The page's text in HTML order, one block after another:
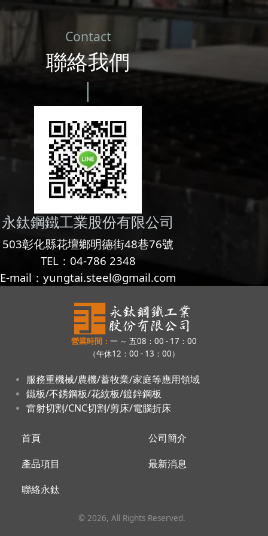
Contact
聯絡我們
|
永鈦鋼鐵工業股份有限公司
503彰化縣花壇鄉明德街48巷76號
TEL：04-786 2348
E-mail： yungtai.steel@gmail.com
營業時間： 一 ～ 五08：00 - 17：00
（午休12：00 - 13：00）
服務重機械/農機/蓄牧業/家庭等應用領域
鐵板/不銹鋼板/花紋板/鍍鋅鋼板
雷射切割/CNC切割/剪床/電腦折床
首頁
公司簡介
產品項目
最新消息
聯絡永鈦
© 2026, All Rights Reserved.